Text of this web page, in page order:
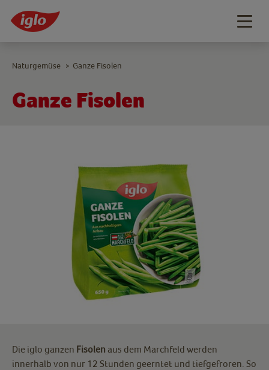
Ganze Fisolen
Naturgemüse > Ganze Fisolen
Die iglo ganzen Fisolen aus dem Marchfeld werden
innerhalb von nur 12 Stunden geerntet und tiefgefroren. So